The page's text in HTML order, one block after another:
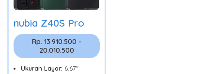
nubia Z40S Pro
Rp. 13.910.500 -
20.010.500
Ukuran Layar: 6.67"